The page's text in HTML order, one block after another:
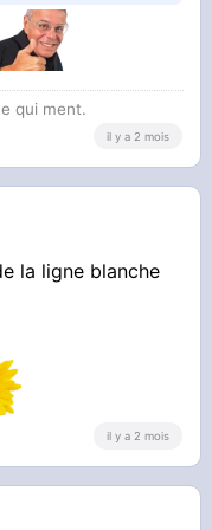
abdominale
qui ment.
il y a 2 mois
la ligne blanche
il y a 2 mois